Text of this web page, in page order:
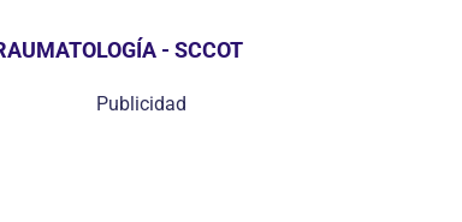
- SCCOT
Publicidad